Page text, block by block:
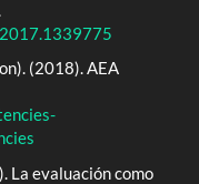
(2018). AEA
La evaluación como